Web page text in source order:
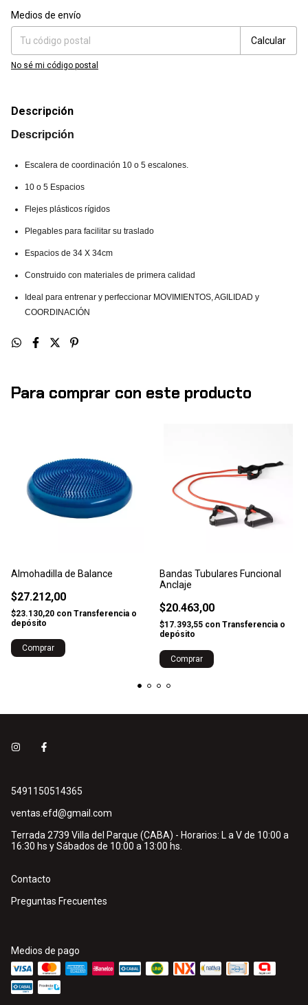
Entregas para el CP:
Medios de envío
Calcular
No sé mi código postal
Descripción
Descripción
Escalera de coordinación 10 o 5 escalones.
10 o 5 Espacios
Flejes plásticos rígidos
Plegables para facilitar su traslado
Espacios de 34 X 34cm
Construido con materiales de primera calidad
Ideal para entrenar y perfeccionar MOVIMIENTOS, AGILIDAD y
COORDINACIÓN
Para comprar con este producto
Almohadilla de Balance
$27.212,00
$23.130,20 con Transferencia o
depósito
Bandas Tubulares Funcional
Anclaje
$20.463,00
$17.393,55 con Transferencia o
depósito
Comprar
5491150514365
ventas.efd@gmail.com
Terrada 2739 Villa del Parque (CABA) - Horarios: L a V de 10:00 a
16:30 hs y Sábados de 10:00 a 13:00 hs.
Contacto
Preguntas Frecuentes
Medios de pago